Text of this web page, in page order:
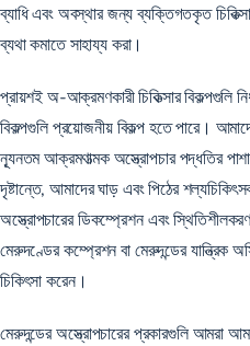
ব্যাধি এবং অবস্থার জন্য ব্যক্তিগতকৃত
ব্যথা কমাতে সাহায্য করা।
প্রায়শই অ-আক্রমণকারী চিকিত্সার বিকল্পগুলি
বিকল্পগুলি প্রয়োজনীয় বিকল্প হতে পারে।
ন্যূনতম আক্রমণাত্মক অস্ত্রোপচার পদ্ধতির
দৃষ্টান্তে, আমাদের ঘাড় এবং পিঠের
অস্ত্রোপচারের ডিকম্প্রেশন এবং
মেরুদণ্ডের কম্প্রেশন বা মেরুদন্ডের যান্ত্রিক
চিকিৎসা করেন।
মেরুদন্ডের অস্ত্রোপচারের প্রকারগুলি আমরা